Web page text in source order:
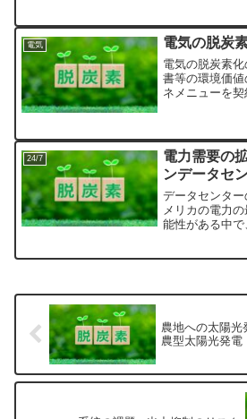
電気 電気の脱炭
電気の脱炭素
書等の環境価
ネメニューを
24/7
電力需要の
ンデータセ
データセンタ
メリカの電力
能性がある中
農地への太陽
農型太陽光発電